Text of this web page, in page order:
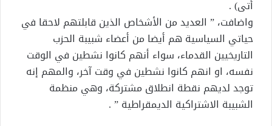
أتى) .
واضافت، ” العديد من الأشخاص الذين قابلتهم لاحقا في
حياتي السياسية هم أيضا من أعضاء شبيبة الحزب
التاريخيين القدماء، سواء أنهم كانوا نشطين في الوقت
نفسه، او انهم كانوا نشطين في وقت آخر، والمهم إنه
توجد لديهم نقطة انطلاق مشتركة، وهي منظمة
الشبيبة الاشتراكية الديمقراطية ” .